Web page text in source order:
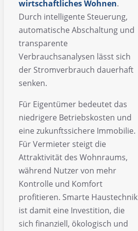
wirtschaftliches Wohnen.
Durch intelligente Steuerung,
automatische Abschaltung und
transparente
Verbrauchsanalysen lässt sich
der Stromverbrauch dauerhaft
senken.
Für Eigentümer bedeutet das
niedrigere Betriebskosten und
eine zukunftssichere Immobilie.
Für Vermieter steigt die
Attraktivität des Wohnraums,
während Nutzer von mehr
Kontrolle und Komfort
profitieren. Smarte Haustechnik
ist damit eine Investition, die
sich finanziell, ökologisch und